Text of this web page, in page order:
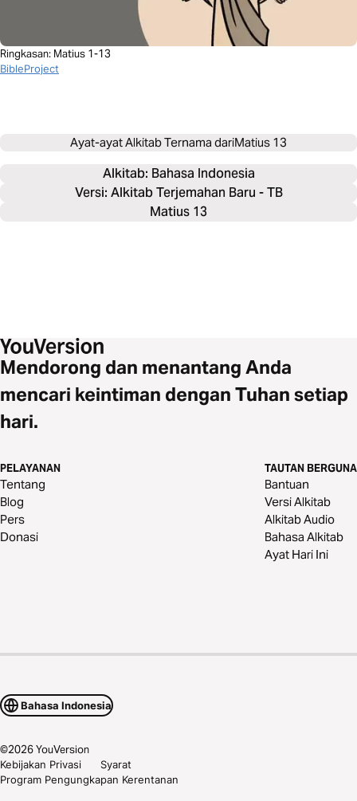
Ringkasan: Matius 1-13
BibleProject
Ayat-ayat Alkitab Ternama dariMatius 13
Alkitab: Bahasa Indonesia
Versi: Alkitab Terjemahan Baru - TB
Matius 13
Mendorong dan menantang Anda
mencari keintiman dengan Tuhan setiap
hari.
PELAYANAN
Tentang
Blog
Pers
Donasi
TAUTAN BERGUNA
Bantuan
Versi Alkitab
Alkitab Audio
Bahasa Alkitab
Ayat Hari Ini
Bahasa Indonesia
©2026YouVersion
Kebijakan Privasi
Syarat
Program Pengungkapan Kerentanan